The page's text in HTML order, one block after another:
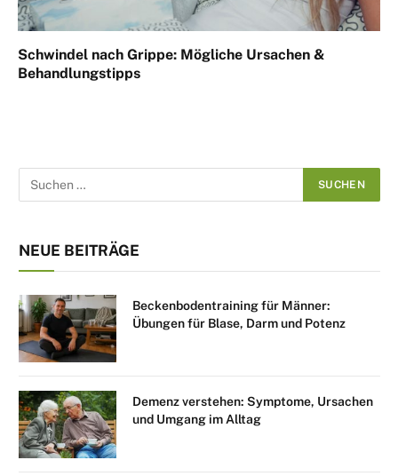
Schwindel nach Grippe: Mögliche Ursachen &
Behandlungstipps
NEUE BEITRÄGE
Beckenbodentraining für Männer:
Übungen für Blase, Darm und Potenz
Demenz verstehen: Symptome, Ursachen
und Umgang im Alltag